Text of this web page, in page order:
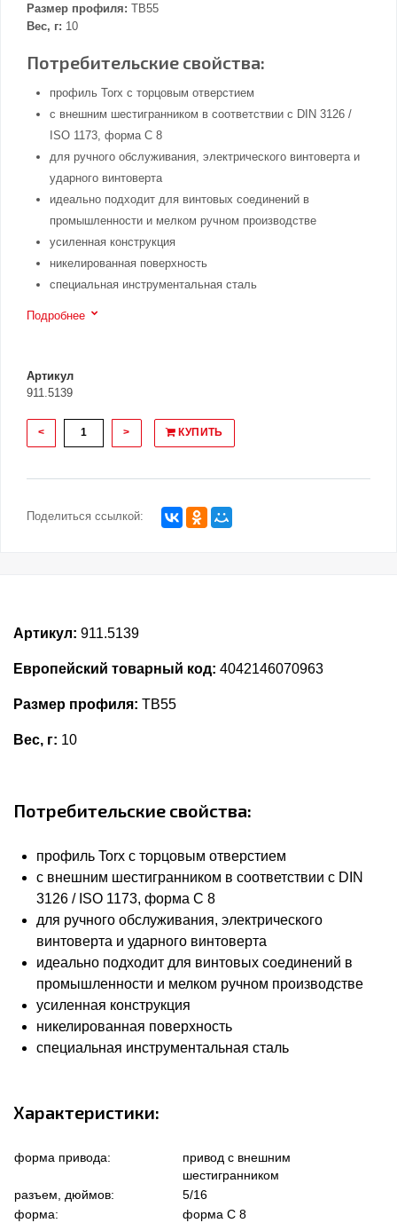
Размер профиля: TB55
Вес, г: 10
Потребительские свойства:
профиль Torx с торцовым отверстием
с внешним шестигранником в соответствии с DIN 3126 /
ISO 1173, форма С 8
для ручного обслуживания, электрического винтоверта и
ударного винтоверта
идеально подходит для винтовых соединений в
промышленности и мелком ручном производстве
усиленная конструкция
никелированная поверхность
специальная инструментальная сталь
Подробнее
Артикул
911.5139
< > КУПИТЬ
Поделиться ссылкой:
Артикул: 911.5139
Европейский товарный код: 4042146070963
Размер профиля: TB55
Вес, г: 10
Потребительские свойства:
профиль Torx с торцовым отверстием
с внешним шестигранником в соответствии с DIN
3126 / ISO 1173, форма С 8
для ручного обслуживания, электрического
винтоверта и ударного винтоверта
идеально подходит для винтовых соединений в
промышленности и мелком ручном производстве
усиленная конструкция
никелированная поверхность
специальная инструментальная сталь
Характеристики:
форма привода:
привод с внешним
шестигранником
разъем, дюймов:
5/16
форма:
форма C 8